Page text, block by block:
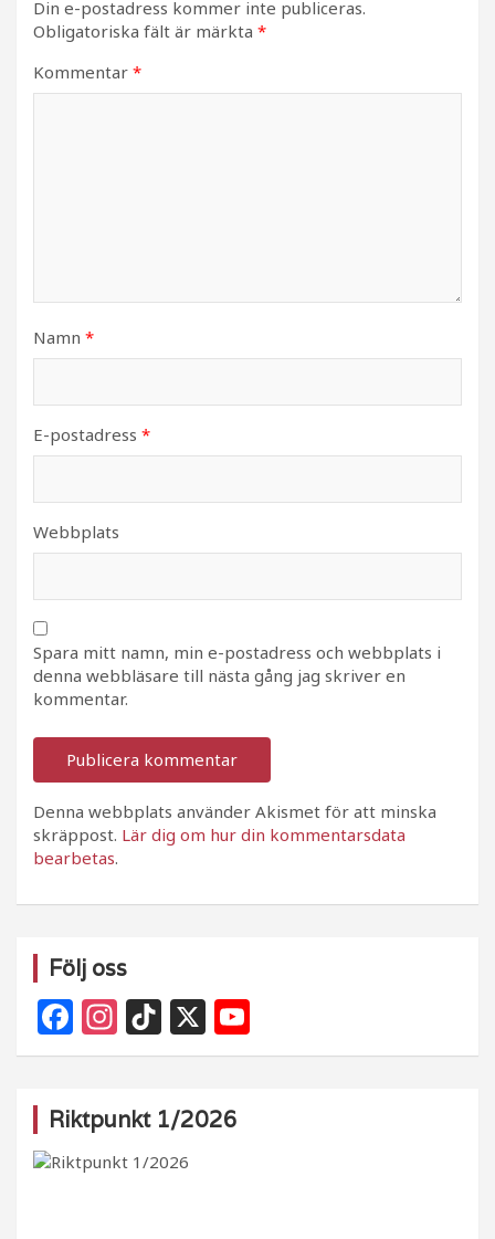
Din e-postadress kommer inte publiceras.
Obligatoriska fält är märkta *
Kommentar *
Namn *
E-postadress *
Webbplats
Spara mitt namn, min e-postadress och webbplats i
denna webbläsare till nästa gång jag skriver en
kommentar.
Denna webbplats använder Akismet för att minska
skräppost. Lär dig om hur din kommentarsdata
bearbetas.
Följ oss
F
a
e
b
In
st
g
ra
Ti
k
o
k
X
o
Riktpunkt 1/2026